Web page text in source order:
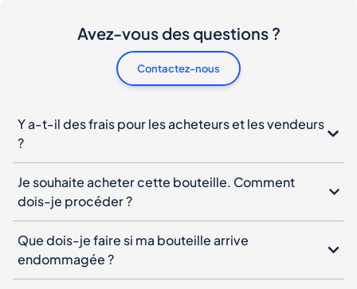
Avez-vous des questions ?
Contactez-nous
Y a-t-il des frais pour les acheteurs et les vendeurs
?
Je souhaite acheter cette bouteille. Comment
dois-je procéder ?
Que dois-je faire si ma bouteille arrive
endommagée ?